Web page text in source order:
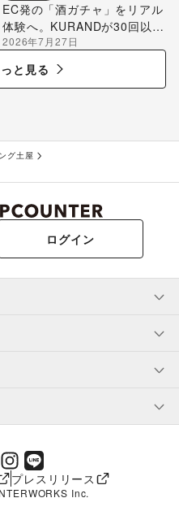
EC発の「酒ガチャ」をリアル
体験へ。KURANDが30回以上
のポップアップ出店で届け
る“新しいお酒との出会い”
2026年7月27日
と見る
グ土屋
ログイン
ライズ
プレスリリース
Inc.